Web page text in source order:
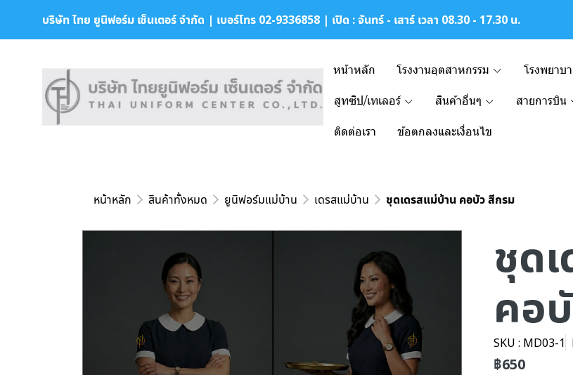
บริษัท ไทย ยูนิฟอร์ม เซ็นเตอร์ จำกัด | เบอร์โทร 02-9336858 | เปิด : จันทร์ - เสาร์ เวลา 08.30 - 17.30 น.
หน้าหลัก โรงงานอุตสาหกรรม โรงพยาบ
สูทซิป/เทเลอร์ สินค้าอื่นๆ สายการบิน
ติดต่อเรา ข้อตกลงและเงื่อนไข
หน้าหลัก สินค้าทั้งหมด ยูนิฟอร์มแม่บ้าน เดรสแม่บ้าน ชุดเดรสแม่บ้าน คอบัว สีกรม
ชุด
คอ
SKU : MD03-1
฿650